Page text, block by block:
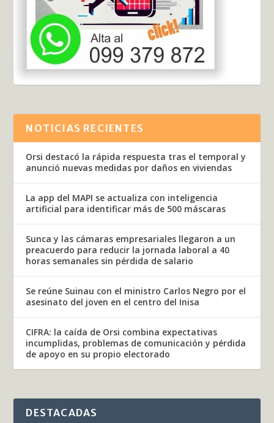
NOTICIAS RECIENTES
Orsi destacó la rápida respuesta tras el temporal y
anunció nuevas medidas por daños en viviendas
La app del MAPI se actualiza con inteligencia
artificial para identificar más de 500 máscaras
Sunca y las cámaras empresariales llegaron a un
preacuerdo para reducir la jornada laboral a 40
horas semanales sin pérdida de salario
Se reúne Suinau con el ministro Carlos Negro por el
asesinato del joven en el centro del Inisa
CIFRA: la caída de Orsi combina expectativas
incumplidas, problemas de comunicación y pérdida
de apoyo en su propio electorado
DESTACADAS